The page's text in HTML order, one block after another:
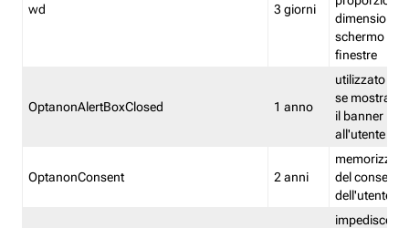
wd 3 giorni
dimensioni
schermo e
finestre
OptanonAlertBoxClosed 1 anno
utilizzato per
se mostrare
il banner
all'utente
OptanonConsent 2 anni
memorizza
del
dell'utente
impedisce di